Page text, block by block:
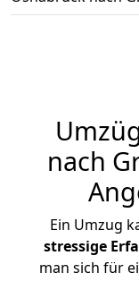
nach
Ein Umzug
stressige
man sich für